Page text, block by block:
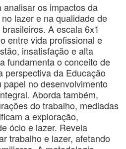
os impactos da
lazer e na qualidade de
A escala 6x1
entre vida profissional e
insatisfação e alta
fundamenta o conceito de
perspectiva da Educação
no desenvolvimento
Aborda também,
do trabalho, mediadas
a exploração,
ócio e lazer. Revela
trabalho e lazer, afetando